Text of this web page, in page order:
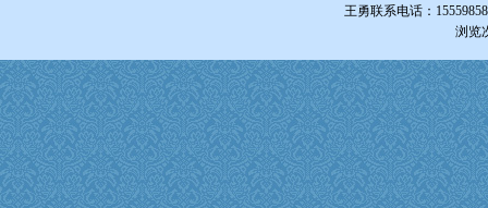
王勇联系电话：
浏览